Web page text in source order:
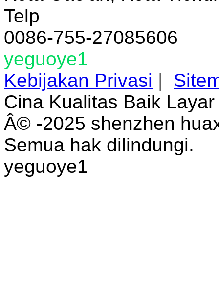
Telp
0086-755-27085606
yeguoye1
Kebijakan Privasi |
Cina Kualitas Baik
Â© -2025 shenzhen
Semua hak dilindungi.
yeguoye1